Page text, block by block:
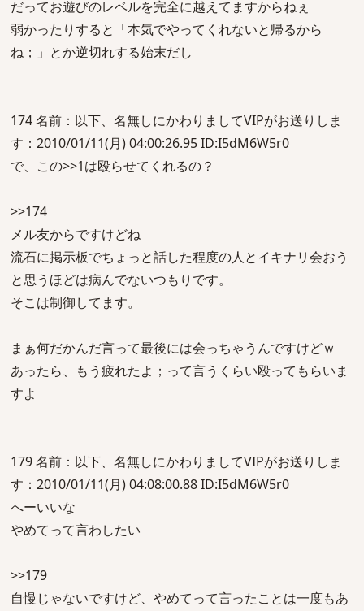
だってお遊びのレベルを完全に越えてますからねぇ
弱かったりすると「本気でやってくれないと帰るから
ね；」とか逆切れする始末だし
174 名前：以下、名無しにかわりましてVIPがお送りしま
す：2010/01/11(月) 04:00:26.95 ID:I5dM6W5r0
で、この>>1は殴らせてくれるの？
>>174
メル友からですけどね
流石に掲示板でちょっと話した程度の人とイキナリ会おう
と思うほどは病んでないつもりです。
そこは制御してます。
まぁ何だかんだ言って最後には会っちゃうんですけどｗ
あったら、もう疲れたよ；って言うくらい殴ってもらいま
すよ
179 名前：以下、名無しにかわりましてVIPがお送りしま
す：2010/01/11(月) 04:08:00.88 ID:I5dM6W5r0
へーいいな
やめてって言わしたい
>>179
自慢じゃないですけど、やめてって言ったことは一度もあ